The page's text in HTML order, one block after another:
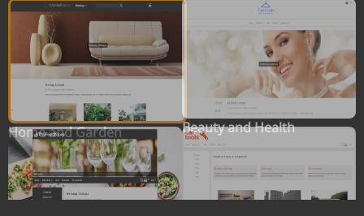
Home and Garden Beauty and Health